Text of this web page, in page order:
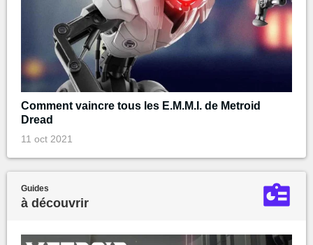
Comment vaincre tous les E.M.M.I. de Metroid
Dread
11 oct 2021
Guides
à découvrir